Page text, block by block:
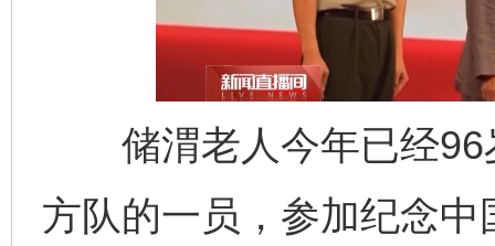
储渭老人今年已经96
方队的一员，参加纪念